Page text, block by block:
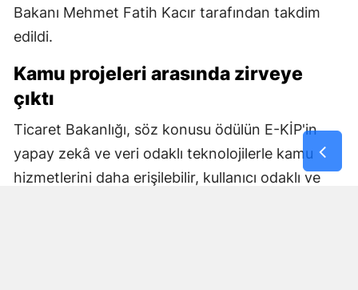
Bakanı Mehmet Fatih Kacır tarafından takdim
edildi.
Kamu projeleri arasında zirveye
çıktı
Ticaret Bakanlığı, söz konusu ödülün E-KİP'in
yapay zekâ ve veri odaklı teknolojilerle kamu
hizmetlerini daha erişilebilir, kullanıcı odaklı ve